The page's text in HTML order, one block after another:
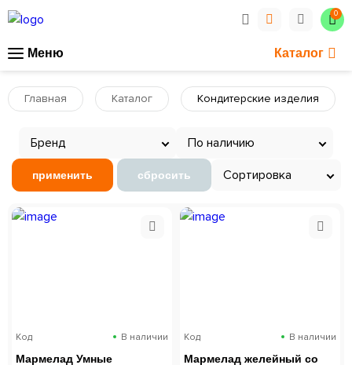
0
Меню Каталог
Главная Каталог Кондитерские изделия
Бренд По наличию
применить сбросить Сортировка
Код В наличии
Мармелад Умные
Код В наличии
Мармелад желейный со